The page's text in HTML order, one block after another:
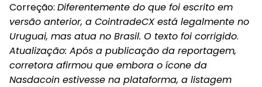
Correção: Diferentemente do que foi escrito em
versão anterior, a CointradeCX está legalmente no
Uruguai, mas atua no Brasil. O texto foi corrigido.
Atualização: Após a publicação da reportagem,
corretora afirmou que embora o ícone da
Nasdacoin estivesse na plataforma, a listagem